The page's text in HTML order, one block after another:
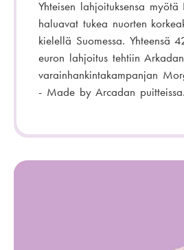
Yhteisen lahjoituksensa myötä
haluavat tukea nuorten
kielellä Suomessa. Yhteensä
euron lahjoitus tehtiin Arkadan
varainhankintakampanjan
- Made by Arcadan puitteissa.